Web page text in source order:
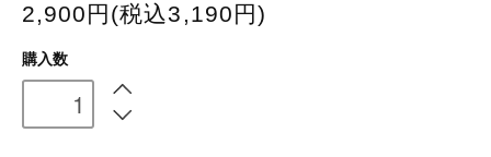
2,900円(税込3,190円)
購入数